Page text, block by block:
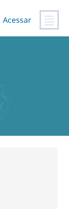
Acessar